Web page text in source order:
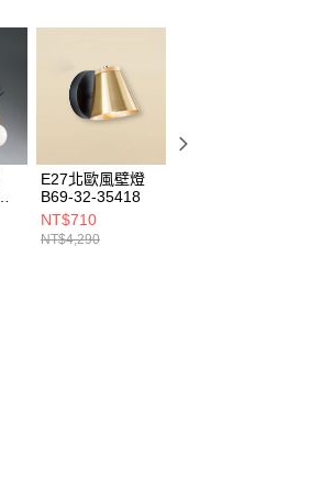
E27北歐風壁燈
B69-32-35418
NT$710
NT$4,290